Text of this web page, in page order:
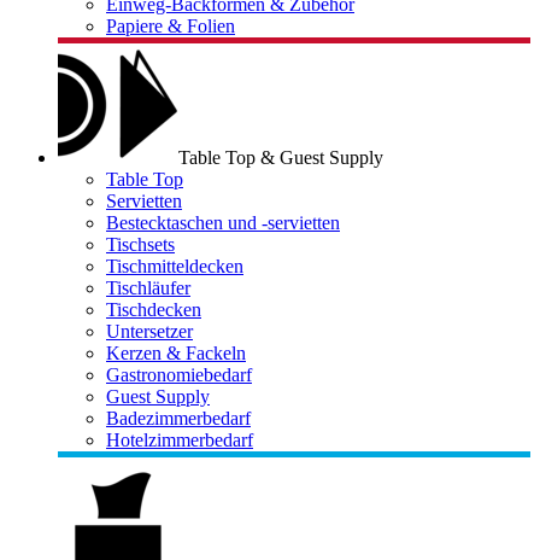
Einweg-Backformen & Zubehör
Papiere & Folien
Table Top & Guest Supply
Table Top
Servietten
Bestecktaschen und -servietten
Tischsets
Tischmitteldecken
Tischläufer
Tischdecken
Untersetzer
Kerzen & Fackeln
Gastronomiebedarf
Guest Supply
Badezimmerbedarf
Hotelzimmerbedarf